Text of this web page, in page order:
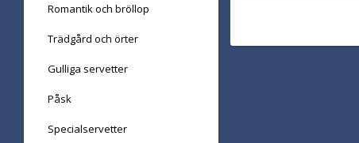
Romantik och bröllop
Trädgård och örter
Gulliga servetter
Påsk
Specialservetter